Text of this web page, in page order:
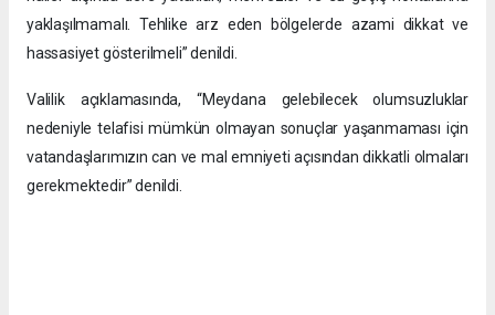
yaklaşılmamalı. Tehlike arz eden bölgelerde azami dikkat ve
hassasiyet gösterilmeli” denildi.
Valilik açıklamasında, “Meydana gelebilecek olumsuzluklar
nedeniyle telafisi mümkün olmayan sonuçlar yaşanmaması için
vatandaşlarımızın can ve mal emniyeti açısından dikkatli olmaları
gerekmektedir” denildi.